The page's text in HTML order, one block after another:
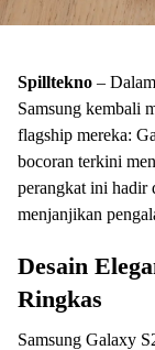
Spilltekno –
Samsung kembali
flagship mereka:
bocoran terkini
perangkat ini hadir
menjanjikan
Desain
Ringkas
Samsung Galaxy